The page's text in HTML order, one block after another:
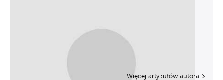
Więcej artykułów autora